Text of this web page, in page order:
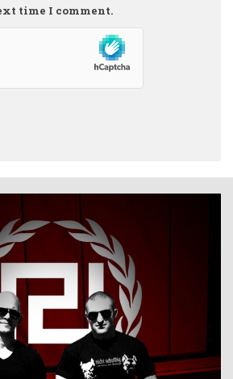
time I comment.